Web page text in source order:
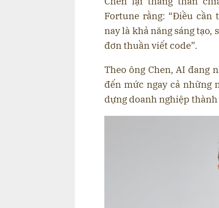
Fortune rằng: “Điều
nay là khả năng sáng
đơn thuần viết code”.
Theo ông Chen, AI đang
đến mức ngay cả những
dựng doanh nghiệp thành